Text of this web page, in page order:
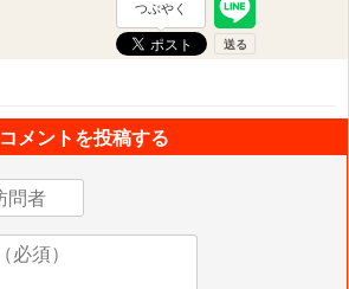
つぶやく
コメントを投稿する